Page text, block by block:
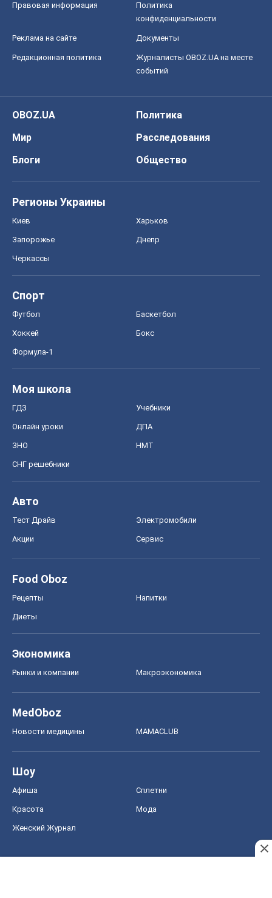
Правовая информация
Политика
конфиденциальности
Реклама на сайте Документы
Редакционная политика
Журналисты OBOZ.UA на месте
событий
OBOZ.UA
Политика
Мир
Расследования
Блоги
Общество
Регионы Украины
Киев Харьков
Запорожье Днепр
Черкассы
Спорт
Футбол Баскетбол
Хоккей Бокс
Формула-1
Моя школа
ГДЗ Учебники
Онлайн уроки ДПА
ЗНО НМТ
СНГ решебники
Авто
Тест Драйв Электромобили
Акции Сервис
Food Oboz
Рецепты Напитки
Диеты
Экономика
Рынки и компании Mакроэкономика
MedOboz
Новости медицины MAMACLUB
Шоу
Афиша Сплетни
Красота Мода
Женский Журнал